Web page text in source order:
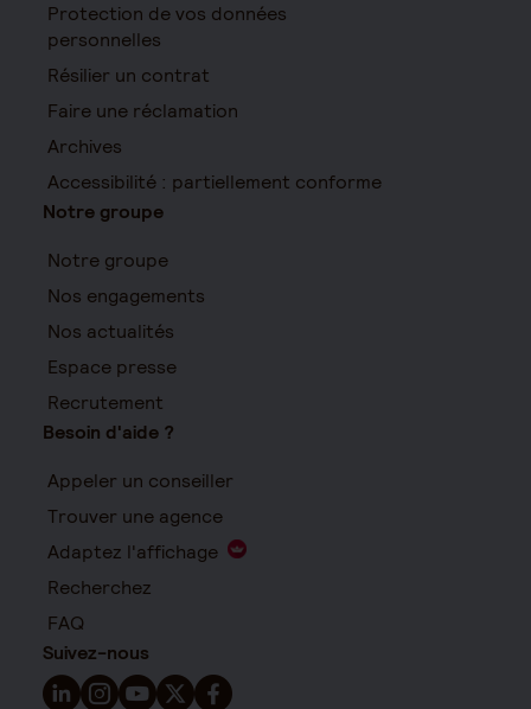
Protection de vos données
personnelles
Résilier un contrat
Faire une réclamation
Archives
Accessibilité : partiellement conforme
Notre groupe
Notre groupe
Nos engagements
Nos actualités
Espace presse
Recrutement
Besoin d'aide ?
Appeler un conseiller
Trouver une agence
Adaptez l'affichage
Recherchez
FAQ
Suivez-nous
Suivez-nous sur LinkedIn - Nouvelle fenêtre
Suivez-nous sur Instagram - Nouvelle fenêtre
Suivez-nous sur YouTube - Nouvelle fenêtre
Suivez-nous sur X - Nouvelle fenêtre
Suivez-nous sur Facebook - Nouvelle